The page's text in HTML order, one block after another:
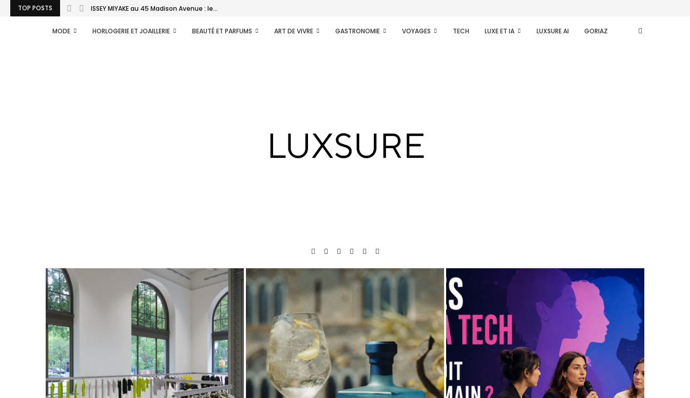
TOP POSTS ISSEY MIYAKE au 45 Madison Avenue : le...
MODE HORLOGERIE ET JOAILLERIE BEAUTÉ ET PARFUMS ART DE VIVRE GASTRONOMIE VOYAGES TECH LUXE ET IA LUXSURE AI GORIAZ